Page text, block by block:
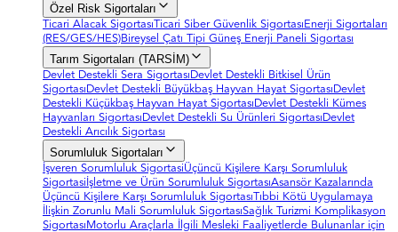
Özel Risk Sigortaları
Ticari Alacak SigortasıTicari Siber Güvenlik Sigortası Enerji Sigortaları
(RES/GES/HES)Bireysel Çatı Tipi Güneş Enerji Paneli Sigortası
Tarım Sigortaları (TARSİM)
Devlet Destekli Sera Sigortası Devlet Destekli Bitkisel Ürün
Sigortası Devlet Destekli Büyükbaş Hayvan Hayat Sigortası Devlet
Destekli Küçükbaş Hayvan Hayat Sigortası Devlet Destekli Kümes
Hayvanları Sigortası Devlet Destekli Su Ürünleri Sigortası Devlet
Destekli Arıcılık Sigortası
Sorumluluk Sigortaları
İşveren Sorumluluk SigortasiÜçüncü Kişilere Karşı Sorumluluk
Sigortasi İşletme ve Ürün Sorumluluk SigortasıAsansör Kazalarında
Üçüncü Kişilere Karşı Sorumluluk SigortasıTıbbi Kötü Uygulamaya
İlişkin Zorunlu Mali Sorumluluk SigortasıSağlık Turizmi Komplikasyon
Sigortası Motorlu Araçlarla İlgili Mesleki Faaliyetlerde Bulunanlar için